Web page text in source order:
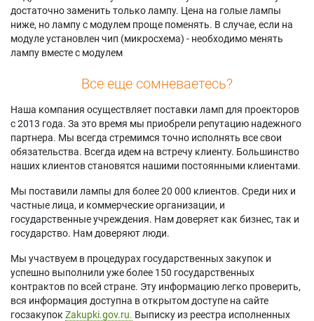
достаточно заменить только лампу. Цена на голые лампы
ниже, но лампу с модулем проще поменять. В случае, если на
модуле установлен чип (микросхема) - необходимо менять
лампу вместе с модулем
Все еще сомневаетесь?
Наша компания осуществляет поставки ламп для проекторов
с 2013 года. За это время мы приобрели репутацию надежного
партнера. Мы всегда стремимся точно исполнять все свои
обязательства. Всегда идем на встречу клиенту. Большинство
наших клиентов становятся нашими постоянными клиентами.
Мы поставили лампы для более 20 000 клиентов. Среди них и
частные лица, и коммерческие организации, и
государственные учреждения. Нам доверяет как бизнес, так и
государство. Нам доверяют люди.
Мы участвуем в процедурах государственных закупок и
успешно выполнили уже более 150 государственных
контрактов по всей стране. Эту информацию легко проверить,
вся информация доступна в открытом доступе на сайте
госзакупок Zakupki.gov.ru. Выписку из реестра исполненных